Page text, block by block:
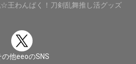
王わんぱく！刀剣乱舞推し活グッズ
の他eeoのSNS